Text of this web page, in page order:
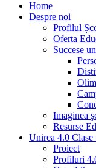
Home
Despre noi
Profilul
Oferta
Succese
Imaginea
Resurse
Unirea 4.0
Proiect
Profiluri